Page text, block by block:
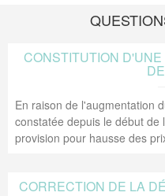
CONSTITUTION
En raison de l'augmentation
constatée depuis le début
provision pour hausse des
CORRECTION DE LA